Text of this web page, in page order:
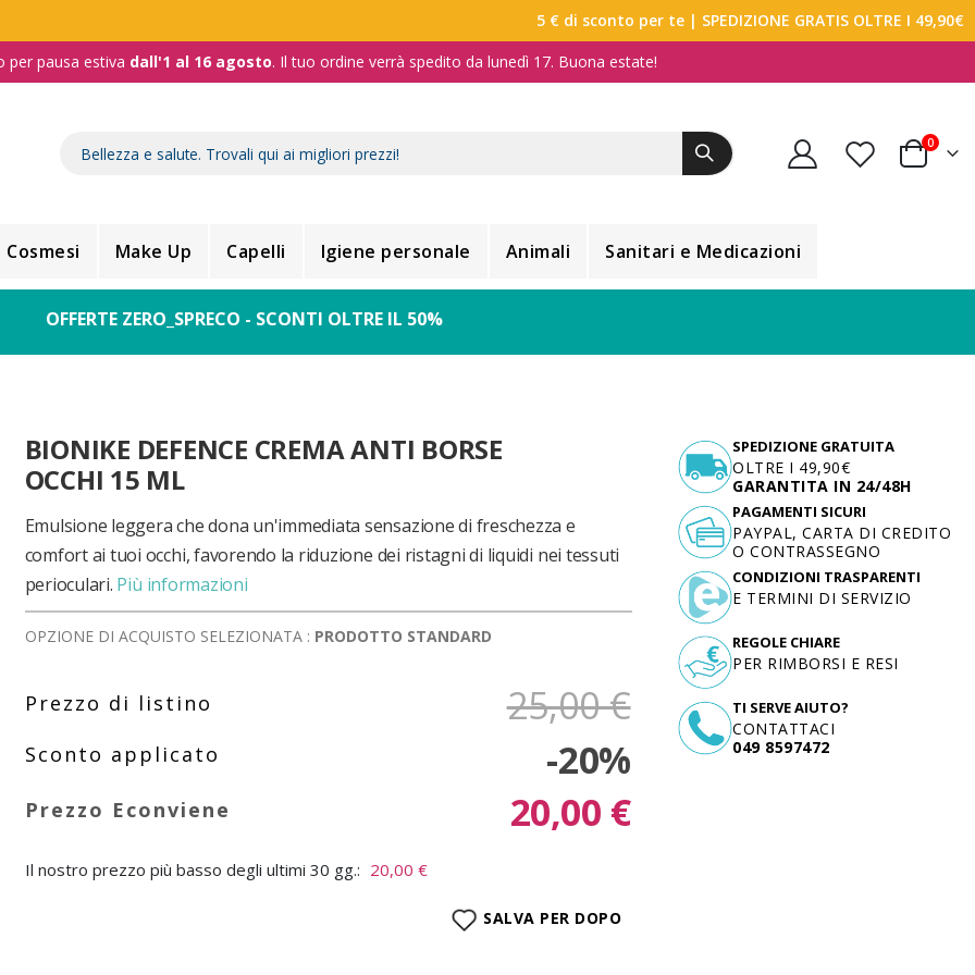
5 € di sconto per te | SPEDIZIONE GRATIS OLTRE I 49,90€
per pausa estiva dall'1 al 16 agosto. Il tuo ordine verrà spedito da lunedì 17. Buona estate!
Carrello
0
Cosmesi Make Up Capelli Igiene personale Animali Sanitari e Medicazioni
OFFERTE ZERO_SPRECO - SCONTI OLTRE IL 50%
BIONIKE DEFENCE CREMA ANTI BORSE
OCCHI 15 ML
Emulsione leggera che dona un'immediata sensazione di freschezza e
comfort ai tuoi occhi, favorendo la riduzione dei ristagni di liquidi nei tessuti
perioculari. Più informazioni
OPZIONE DI ACQUISTO SELEZIONATA : PRODOTTO STANDARD
25,00 €
-20%
20,00 €
Il nostro prezzo più basso degli ultimi 30 gg.: 20,00 €
SALVA PER DOPO
SPEDIZIONE GRATUITA
OLTRE I 49,90€
GARANTITA IN 24/48H
TI SERVE AIUTO?
CONTATTACI
049 8597472
PAGAMENTI SICURI
PAYPAL, CARTA DI CREDITO
O CONTRASSEGNO
CONDIZIONI TRASPARENTI
E TERMINI DI SERVIZIO
REGOLE CHIARE
PER RIMBORSI E RESI